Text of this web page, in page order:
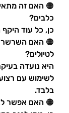
🟠 האם זה
כלבים?
כן, כל עוד היקף
🟠 האם
לטיולים?
היא נועדה
לשימוש עם
בלבד.
🟠 האם אפשר